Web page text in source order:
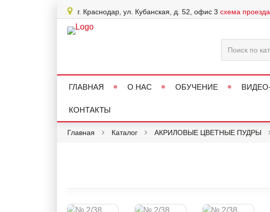
г. Краснодар, ул. Кубанская, д. 52, офис 3 схема проезда
ГЛАВНАЯ О НАС ОБУЧЕНИЕ
КОНТАКТЫ
Главная Каталог АКРИЛОВЫЕ ЦВЕТНЫЕ ПУДРЫ